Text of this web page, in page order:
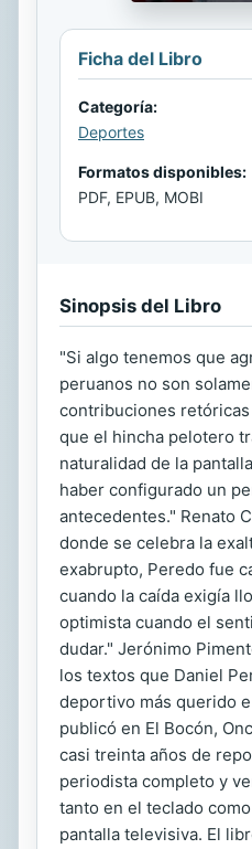
Ficha del Libro
Categoría:
Deportes
Formatos disponibles:
PDF, EPUB, MOBI
Sinopsis del Libro
"Si algo tenemos que
peruanos no son
contribuciones
que el hincha pelotero
naturalidad de la
haber configurado un
antecedentes." Renato
donde se celebra la
exabrupto, Peredo fue
cuando la caída exigía
optimista cuando el
dudar." Jerónimo
los textos que Daniel
deportivo más querido
publicó en El Bocón,
casi treinta años de
periodista completo y
tanto en el teclado
pantalla televisiva. El